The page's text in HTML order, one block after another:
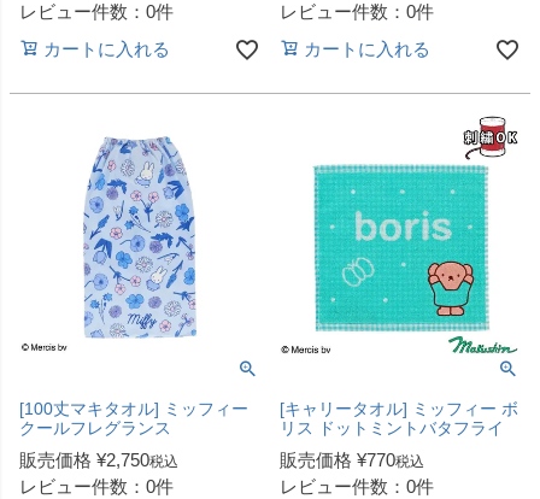
レビュー件数：0件
カートに入れる
レビュー件数：0件
カートに入れる
[100丈マキタオル] ミッフィー
クールフレグランス
販売価格 ¥2,750税込
レビュー件数：0件
[キャリータオル] ミッフィー ボ
リス ドットミントバタフライ
販売価格 ¥770税込
レビュー件数：0件